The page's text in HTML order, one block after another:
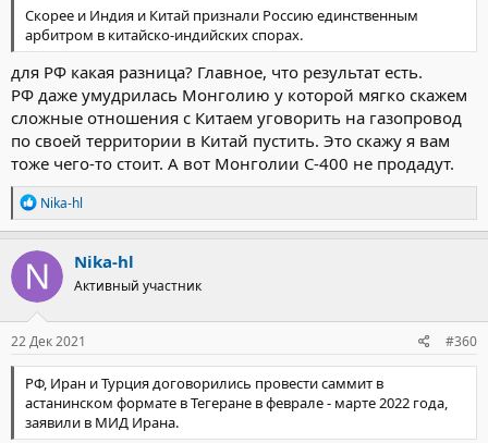
Скорее и Индия и Китай признали Россию единственным
арбитром в китайско-индийских спорах.
для РФ какая разница? Главное, что результат есть.
РФ даже умудрилась Монголию у которой мягко скажем
сложные отношения с Китаем уговорить на газопровод
по своей территории в Китай пустить. Это скажу я вам
тоже чего-то стоит. А вот Монголии С-400 не продадут.
Р
е
а
к
ц
и
и
:
Nika-hl
Nika-hl
Активный участник
22 Дек 2021 #360
РФ, Иран и Турция договорились провести саммит в
астанинском формате в Тегеране в феврале - марте 2022 года,
заявили в МИД Ирана.